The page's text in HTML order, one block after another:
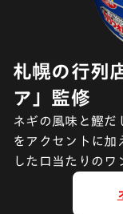
札幌の行列
ア」監修
ネギの風味と鰹だ
をアクセントに加
した口当たりのワ